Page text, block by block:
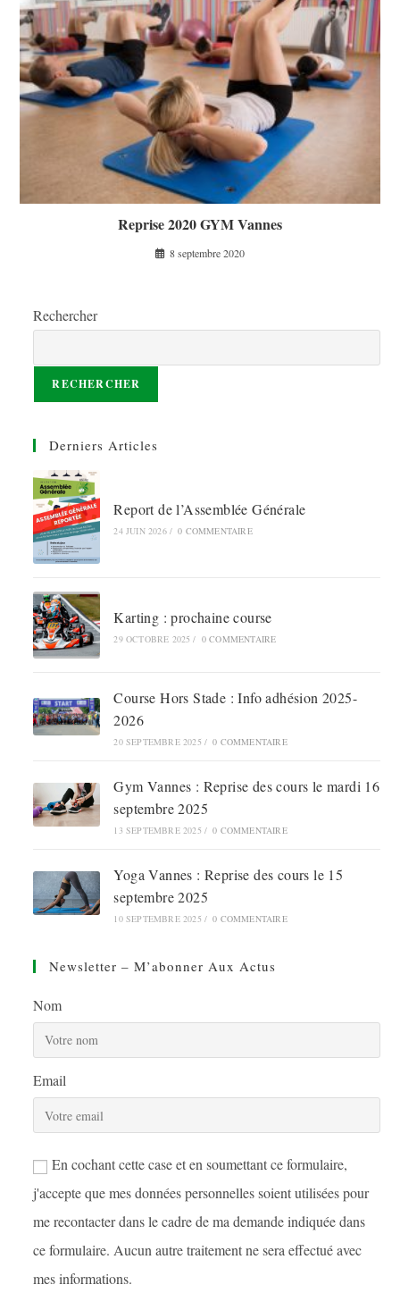
Reprise 2020 GYM Vannes
8 septembre 2020
Rechercher
RECHERCHER
Derniers Articles
Report de l’Assemblée Générale
24 JUIN 2026 / 0 COMMENTAIRE
Karting : prochaine course
29 OCTOBRE 2025 / 0 COMMENTAIRE
Course Hors Stade : Info adhésion 2025-
2026
20 SEPTEMBRE 2025 / 0 COMMENTAIRE
Gym Vannes : Reprise des cours le mardi 16
septembre 2025
13 SEPTEMBRE 2025 / 0 COMMENTAIRE
Yoga Vannes : Reprise des cours le 15
septembre 2025
10 SEPTEMBRE 2025 / 0 COMMENTAIRE
Newsletter – M’abonner Aux Actus
Nom
Email
En cochant cette case et en soumettant ce formulaire,
j'accepte que mes données personnelles soient utilisées pour
me recontacter dans le cadre de ma demande indiquée dans
ce formulaire. Aucun autre traitement ne sera effectué avec
mes informations.